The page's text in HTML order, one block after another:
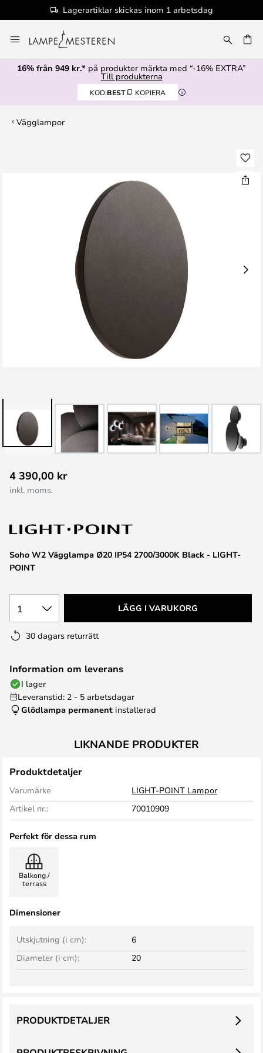
Lagerartiklar skickas inom 1 arbetsdag
till
innehållet
16% från 949 kr.* på produkter märkta med “-16% EXTRA”
Till produkterna
KOD:BEST KOPIERA
Vägglampor
till
början
bildgalleriet
Soho W2 Vägglampa Ø20 IP54 2700/3000K Black - LIGHT-
POINT
4 390,00 kr
inkl. moms.
1 LÄGG I VARUKORG
30 dagars returrätt
Information om leverans
I lager
Leveranstid: 2 - 5 arbetsdagar
Glödlampa permanent installerad
LIKNANDE PRODUKTER
Produktdetaljer
Varumärke
LIGHT-POINT Lampor
Artikel nr.:
70010909
Perfekt för dessa rum
Balkong /
terrass
Dimensioner
Utskjutning (i cm):
6
Diameter (i cm):
20
PRODUKTDETALJER